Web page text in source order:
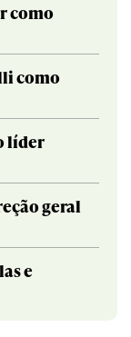
como
como
líder
geral
e